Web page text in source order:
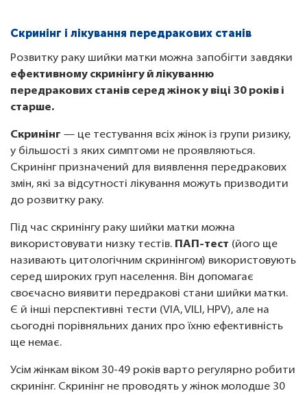
Скринінг і лікування передракових станів
Розвитку раку шийки матки можна запобігти завдяки
ефективному скринінгу й лікуванню
передракових станів серед жінок у віці 30 років і
старше.
Скринінг — це тестування всіх жінок із групи ризику,
у більшості з яких симптоми не проявляються.
Скринінг призначений для виявлення передракових
змін, які за відсутності лікування можуть призводити
до розвитку раку.
Під час скринінгу раку шийки матки можна
використовувати низку тестів. ПАП-тест (його ще
називають цитологічним скринінгом) використовують
серед широких груп населення. Він допомагає
своєчасно виявити передракові стани шийки матки.
Є й інші перспективні тести (VIA, VILI, HPV), але на
сьогодні порівняльних даних про їхню ефективність
ще немає.
Усім жінкам віком 30-49 років варто регулярно робити
скринінг. Скринінг не проводять у жінок молодше 30